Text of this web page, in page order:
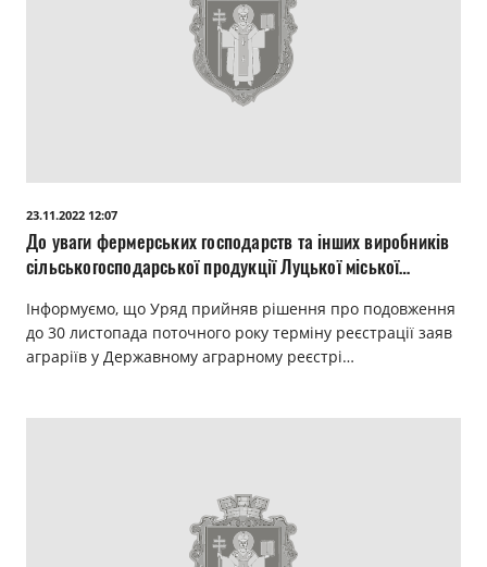
23.11.2022 12:07
До уваги фермерських господарств та інших виробників
сільськогосподарської продукції Луцької міської
Інформуємо, що Уряд прийняв рішення про подовження
до 30 листопада поточного року терміну реєстрації заяв
аграріїв у Державному аграрному реєстрі…